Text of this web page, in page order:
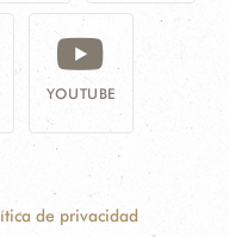
YOUTUBE
de privacidad